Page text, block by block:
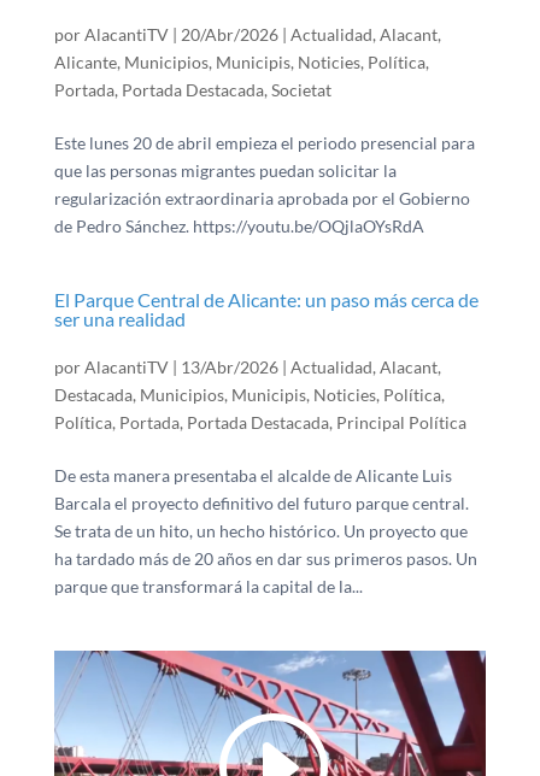
porAlacantiTV| 20/Abr/2026| Actualidad,Alacant,
Alicante, Municipios, Municipis, Noticies, Política,
Portada, Portada Destacada,Societat
Este lunes 20 de abril empieza el periodo presencial para
que las personas migrantes puedan solicitar la
regularización extraordinaria aprobada por el Gobierno
de Pedro Sánchez. https://youtu.be/OQjlaOYsRdA
El Parque Central de Alicante: un paso más cerca de
ser una realidad
porAlacantiTV| 13/Abr/2026| Actualidad,Alacant,
Destacada, Municipios, Municipis, Noticies, Política,
Política, Portada, Portada Destacada, Principal Política
De esta manera presentaba el alcalde de Alicante Luis
Barcala el proyecto definitivo del futuro parque central.
Se trata de un hito, un hecho histórico. Un proyecto que
ha tardado más de 20 años en dar sus primeros pasos. Un
parque que transformará la capital de la...